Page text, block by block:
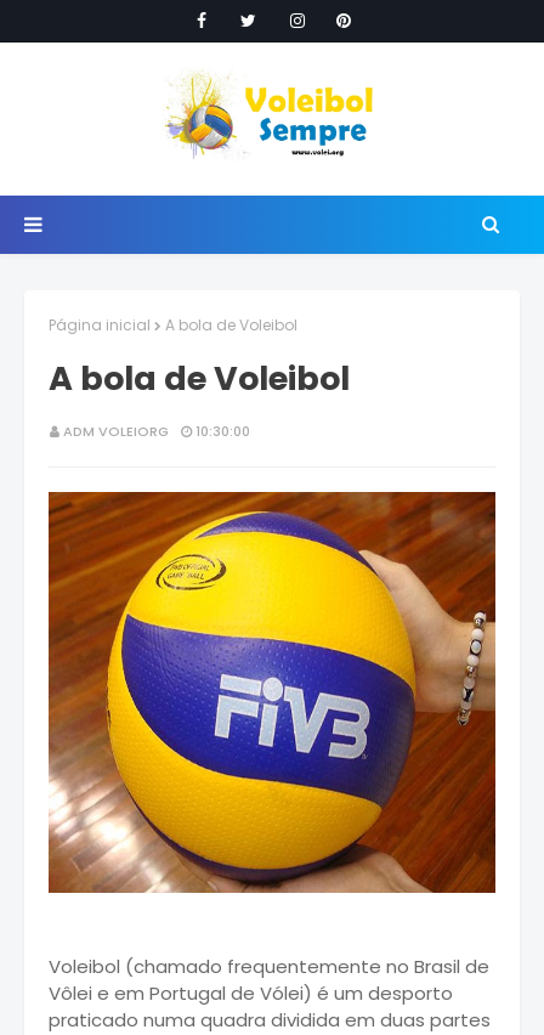
Página inicial A bola de Voleibol
A bola de Voleibol
ADM VOLEIORG 10:30:00
Voleibol (chamado frequentemente no Brasil de
Vôlei e em Portugal de Vólei) é um desporto
praticado numa quadra dividida em duas partes